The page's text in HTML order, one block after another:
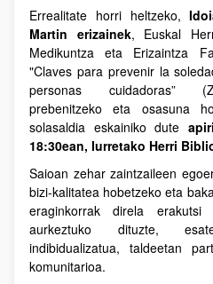
Errealitate horri heltzeko,
Martin erizainek, Euskal
Medikuntza eta Erizaintza
"Claves para prevenir la
personas cuidadoras”
prebenitzeko eta osasuna
solasaldia eskainiko dute
18:30ean, Iurretako Herri
Saioan zehar zaintzaileen
bizi-kalitatea hobetzeko eta
eraginkorrak direla
aurkeztuko dituzte,
indibidualizatua, taldeetan
komunitarioa.